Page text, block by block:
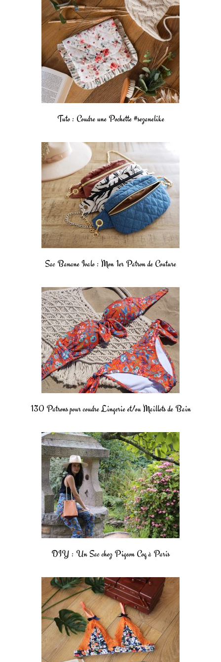
Tuto : Coudre une Pochette #sezanelike
Sac Banane Ivalo : Mon 1er Patron de Couture
130 Patrons pour coudre Lingerie et/ou Maillots de Bain
DIY : Un Sac chez Pigeon Coq à Paris